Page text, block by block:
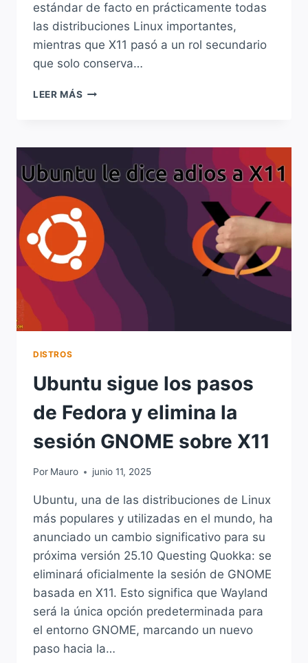
estándar de facto en prácticamente todas
las distribuciones Linux importantes,
mientras que X11 pasó a un rol secundario
que solo conserva…
LEER MÁS WAYLAND
ES
FUTURO
ESCRITORIO
LINUX?
DISTROS
Ubuntu sigue los pasos
de Fedora y elimina la
sesión GNOME sobre X11
Por Mauro junio 11, 2025
Ubuntu, una de las distribuciones de Linux
más populares y utilizadas en el mundo, ha
anunciado un cambio significativo para su
próxima versión 25.10 Questing Quokka: se
eliminará oficialmente la sesión de GNOME
basada en X11. Esto significa que Wayland
será la única opción predeterminada para
el entorno GNOME, marcando un nuevo
paso hacia la…